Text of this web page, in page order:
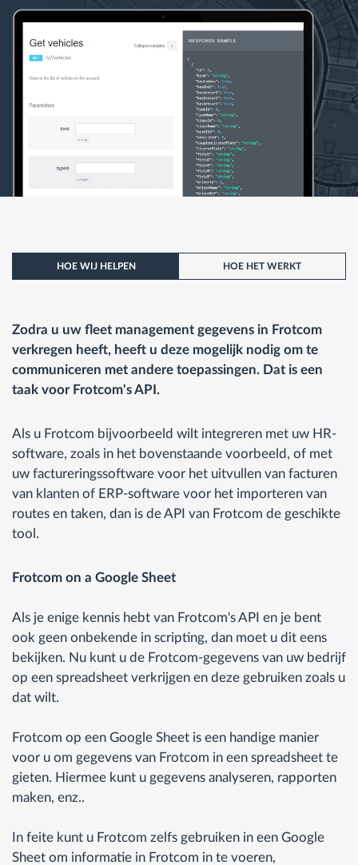
Besparingscalculator
HOE WIJ HELPEN HOE HET WERKT
Zodra u uw fleet management gegevens in Frotcom
verkregen heeft, heeft u deze mogelijk nodig om te
communiceren met andere toepassingen. Dat is een
taak voor Frotcom's API.
Als u Frotcom bijvoorbeeld wilt integreren met uw HR-
software, zoals in het bovenstaande voorbeeld, of met
uw factureringssoftware voor het uitvullen van facturen
van klanten of ERP-software voor het importeren van
routes en taken, dan is de API van Frotcom de geschikte
tool.
Frotcom on a Google Sheet
Als je enige kennis hebt van Frotcom's API en je bent
ook geen onbekende in scripting, dan moet u dit eens
bekijken. Nu kunt u de Frotcom-gegevens van uw bedrijf
op een spreadsheet verkrijgen en deze gebruiken zoals u
dat wilt.
Frotcom op een Google Sheet is een handige manier
voor u om gegevens van Frotcom in een spreadsheet te
gieten. Hiermee kunt u gegevens analyseren, rapporten
maken, enz..
In feite kunt u Frotcom zelfs gebruiken in een Google
Sheet om informatie in Frotcom in te voeren,